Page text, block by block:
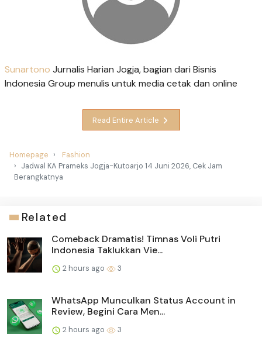
Sunartono Jurnalis Harian Jogja, bagian dari Bisnis
Indonesia Group menulis untuk media cetak dan online
Read Entire Article
Homepage
Fashion
Jadwal KA Prameks Jogja-Kutoarjo 14 Juni 2026, Cek Jam
Berangkatnya
Related
Comeback Dramatis! Timnas Voli Putri
Indonesia Taklukkan Vie...
2 hours ago 3
WhatsApp Munculkan Status Account in
Review, Begini Cara Men...
2 hours ago 3